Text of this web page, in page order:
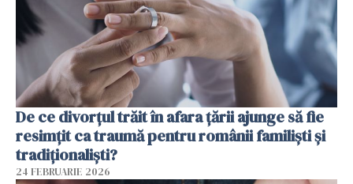
De ce divorțul trăit în afara țării ajunge să fie
resimțit ca traumă pentru românii familiști și
tradiționaliști?
24 FEBRUARIE 2026